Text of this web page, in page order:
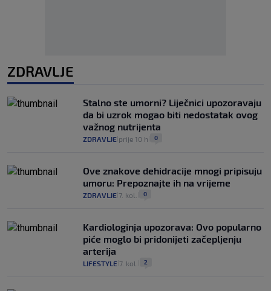
ZDRAVLJE
Stalno ste umorni? Liječnici upozoravaju
da bi uzrok mogao biti nedostatak ovog
važnog nutrijenta
ZDRAVLJE prije 10 h 0
Ove znakove dehidracije mnogi pripisuju
umoru: Prepoznajte ih na vrijeme
ZDRAVLJE 7. kol. 0
Kardiologinja upozorava: Ovo popularno
piće moglo bi pridonijeti začepljenju
arterija
LIFESTYLE 7. kol. 2